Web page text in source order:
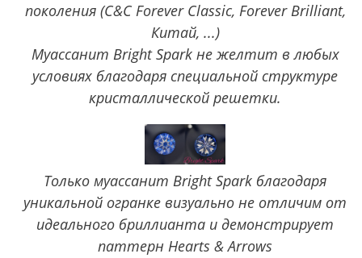
поколения (C&C Forever Classic, Forever Brilliant,
Китай, ...)
Муассанит Bright Spark не желтит в любых
условиях благодаря специальной структуре
кристаллической решетки.
Только муассанит Bright Spark благодаря
уникальной огранке визуально не отличим от
идеального бриллианта и демонстрирует
паттерн Hearts & Arrows